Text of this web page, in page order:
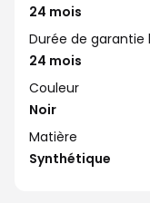
24 mois
Durée de
24 mois
Couleur
Noir
Matière
Synthétique